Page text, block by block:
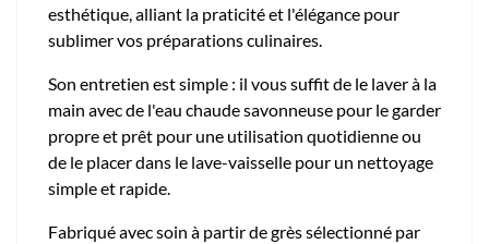
esthétique, alliant la praticité et l'élégance pour
sublimer vos préparations culinaires.
Son entretien est simple : il vous suffit de le laver à la
main avec de l'eau chaude savonneuse pour le garder
propre et prêt pour une utilisation quotidienne ou
de le placer dans le lave-vaisselle pour un nettoyage
simple et rapide.
Fabriqué avec soin à partir de grès sélectionné par